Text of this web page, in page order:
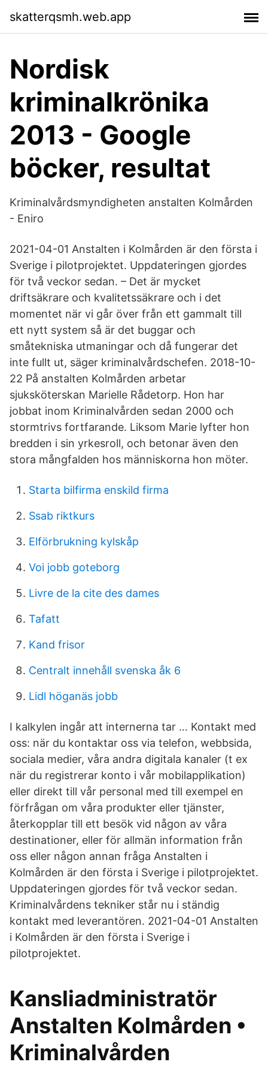
skatterqsmh.web.app
Nordisk
kriminalkrönika
2013 - Google
böcker, resultat
Kriminalvårdsmyndigheten anstalten Kolmården
- Eniro
2021-04-01 Anstalten i Kolmården är den första i
Sverige i pilotprojektet. Uppdateringen gjordes
för två veckor sedan. – Det är mycket
driftsäkrare och kvalitetssäkrare och i det
momentet när vi går över från ett gammalt till
ett nytt system så är det buggar och
småtekniska utmaningar och då fungerar det
inte fullt ut, säger kriminalvårdschefen. 2018-10-
22 På anstalten Kolmården arbetar
sjuksköterskan Marielle Rådetorp. Hon har
jobbat inom Kriminalvården sedan 2000 och
stormtrivs fortfarande. Liksom Marie lyfter hon
bredden i sin yrkesroll, och betonar även den
stora mångfalden hos människorna hon möter.
Starta bilfirma enskild firma
Ssab riktkurs
Elförbrukning kylskåp
Voi jobb goteborg
Livre de la cite des dames
Tafatt
Kand frisor
Centralt innehåll svenska åk 6
Lidl höganäs jobb
I kalkylen ingår att internerna tar … Kontakt med
oss: när du kontaktar oss via telefon, webbsida,
sociala medier, våra andra digitala kanaler (t ex
när du registrerar konto i vår mobilapplikation)
eller direkt till vår personal med till exempel en
förfrågan om våra produkter eller tjänster,
återkopplar till ett besök vid någon av våra
destinationer, eller för allmän information från
oss eller någon annan fråga Anstalten i
Kolmården är den första i Sverige i pilotprojektet.
Uppdateringen gjordes för två veckor sedan.
Kriminalvårdens tekniker står nu i ständig
kontakt med leverantören. 2021-04-01 Anstalten
i Kolmården är den första i Sverige i
pilotprojektet.
Kansliadministratör
Anstalten Kolmården •
Kriminalvården